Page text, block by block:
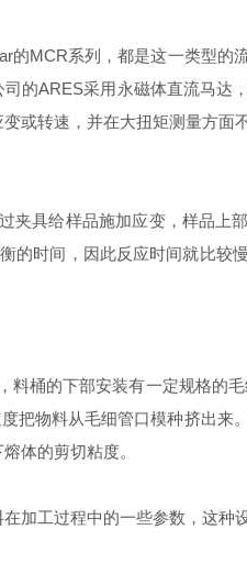
MCR系列，都是这一类型的
的ARES采用永磁体直流马达
或转速，并在大扭矩测量方面
具给样品施加应变，样品上
的时间，因此反应时间就比较
桶的下部安装有一定规格的
把物料从毛细管口模种挤出来
体的剪切粘度。
工过程中的一些参数，这种